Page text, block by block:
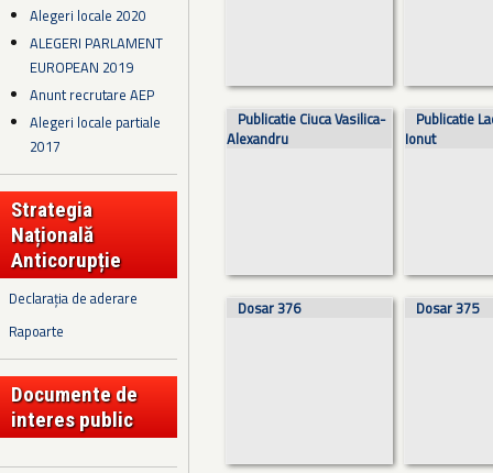
Alegeri locale 2020
ALEGERI PARLAMENT
EUROPEAN 2019
Anunt recrutare AEP
Alegeri locale partiale
2017
Strategia
Națională
Anticorupție
Declarația de aderare
Rapoarte
Documente de
interes public
Publicatie Ciuca Vasilica-
Alexandru
Publicatie
Ionut
Dosar 376 Dosar 375